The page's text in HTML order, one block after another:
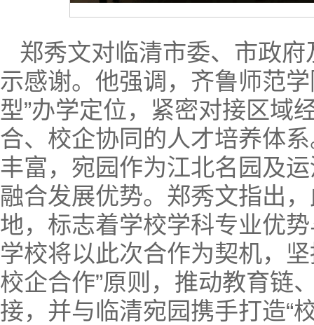
郑秀文对临清市委、市政
示感谢。他强调，齐鲁师范
型”办学定位，紧密对接区域
合、校企协同的人才培养体
丰富，宛园作为江北名园及
融合发展优势。郑秀文指出
地，标志着学校学科专业优
学校将以此次合作为契机，
校企合作”原则，推动教育链
接，并与临清宛园携手打造“